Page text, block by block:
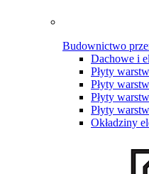
Budownictwo
Dachowe i
Płyty
Płyty
Płyty
Płyty
Okładziny